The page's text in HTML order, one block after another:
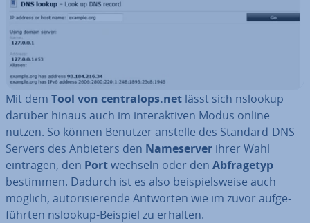
Mit dem Tool von cen­tra­lops.net lässt sich nslookup
darüber hinaus auch im in­ter­ak­ti­ven Modus online
nutzen. So können Benutzer anstelle des Standard-DNS-
Servers des Anbieters den Name­ser­ver ihrer Wahl
eintragen, den Portwechseln oder den Ab­fra­ge­typ
bestimmen. Dadurch ist es also bei­spiels­wei­se auch
möglich, au­to­ri­sie­ren­de Antworten wie im zuvor auf­ge­
führ­ten nslookup-Beispiel zu erhalten.